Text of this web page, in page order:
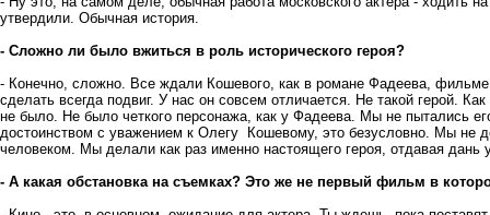
утвердили. Обычная история.
- Сложно ли было вжиться в роль исторического героя?
- Конечно, сложно. Все ждали Кошевого, как в романе Фадеева, фильме
сделать всегда подвиг. У нас он совсем отличается. Не такой герой.
не было. Не было четкого персонажа, как у Фадеева. Мы не пытались
достоинством с уважением к Олегу Кошевому, это безусловно. Мы не
человеком. Мы делали как раз именно настоящего героя, отдавая дань
- А какая обстановка на съемках? Это же не первый фильм в